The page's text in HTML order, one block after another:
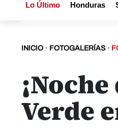
Lo Último Honduras
INICIO · FOTOGALERÍAS ·
Verde